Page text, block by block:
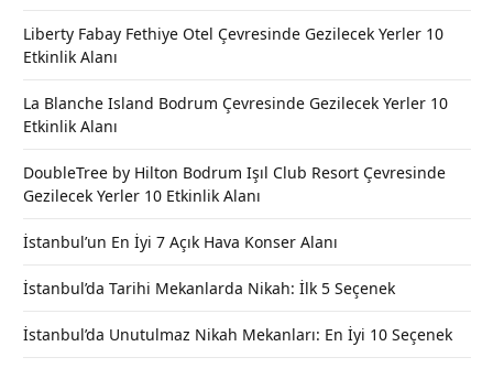
Liberty Fabay Fethiye Otel Çevresinde Gezilecek Yerler 10
Etkinlik Alanı
La Blanche Island Bodrum Çevresinde Gezilecek Yerler 10
Etkinlik Alanı
DoubleTree by Hilton Bodrum Işıl Club Resort Çevresinde
Gezilecek Yerler 10 Etkinlik Alanı
İstanbul’un En İyi 7 Açık Hava Konser Alanı
İstanbul’da Tarihi Mekanlarda Nikah: İlk 5 Seçenek
İstanbul’da Unutulmaz Nikah Mekanları: En İyi 10 Seçenek